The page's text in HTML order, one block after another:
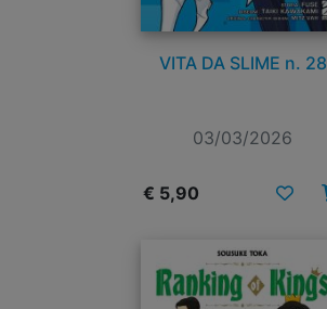
VITA DA SLIME n. 28
03/03/2026
€ 5,90